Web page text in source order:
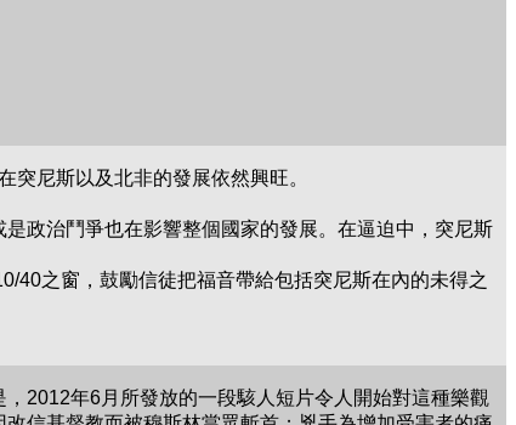
尼斯以及北非的發展依然興旺。
政治鬥爭也在影響整個國家的發展。在逼迫中，突尼斯
40之窗，鼓勵信徒把福音帶給包括突尼斯在內的未得之
2012年6月所發放的一段駭人短片令人開始對這種樂觀